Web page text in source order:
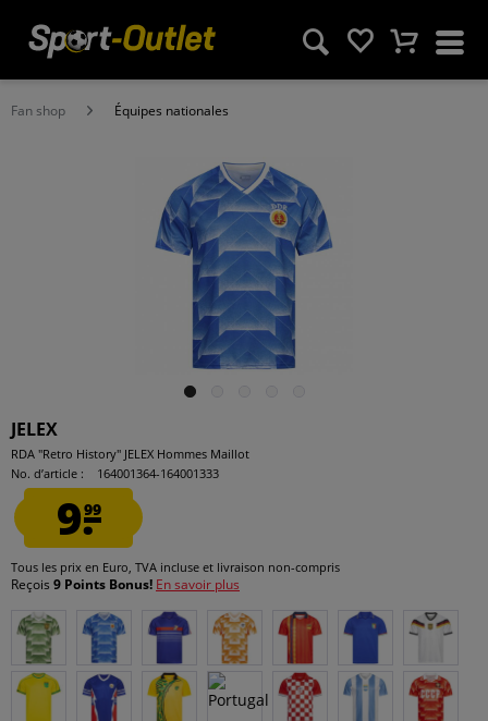
Fan shop Équipes nationales
JELEX
RDA "Retro History" JELEX Hommes Maillot
No. d’article :
164001364-164001333
9.99
Tous les prix en Euro, TVA incluse et livraison non-compris
Reçois 9 Points Bonus! En savoir plus